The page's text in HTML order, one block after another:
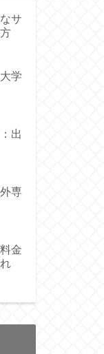
サ
学
出
専
金